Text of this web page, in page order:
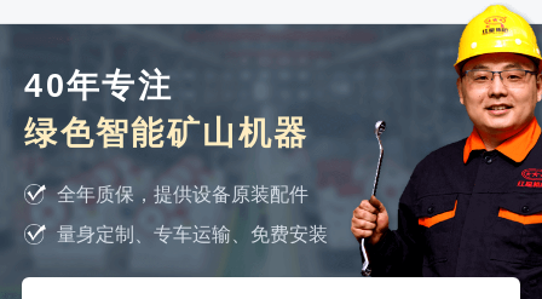
40年专注
绿色智能矿山机器
全年质保，提供设备原装配件
量身定制、专车运输、免费安装